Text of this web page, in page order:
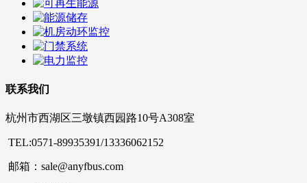
联系我们
杭州市西湖区三墩镇西园路10号A308室
TEL:0571-89935391/13336062152
邮箱：sale@anyfbus.com